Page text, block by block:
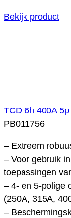
Bekijk product
TCD 6h 400A
PB011756
– Extreem
– Voor gebruik
toepassingen
– 4- en 5-polige
(250A, 315A,
–